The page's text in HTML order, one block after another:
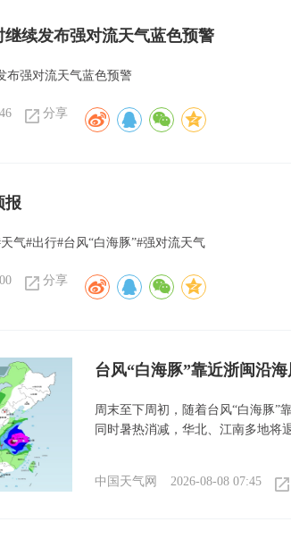
继续发布强对流天气蓝色预警
布强对流天气蓝色预警
分享
报
气#出行#台风“白海豚”#强对流天气
分享
台风“白海豚”靠近浙闽沿
周末至下周初，随着台风“白海豚”
同时暑热消减，华北、江南多地将
中国天气网 2026-08-08 07:45